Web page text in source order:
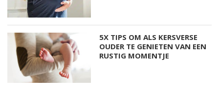
5X TIPS OM ALS KERSVERSE
OUDER TE GENIETEN VAN EEN
RUSTIG MOMENTJE